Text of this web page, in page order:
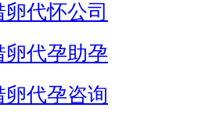
代怀公司
卵代孕助孕
卵代孕咨询